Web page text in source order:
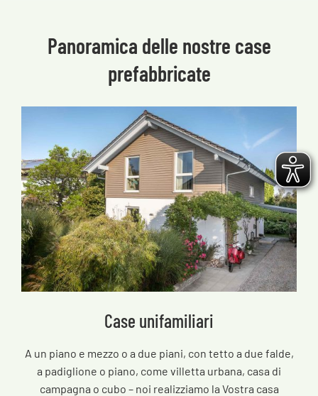
Panoramica delle nostre case
prefabbricate
Case unifamiliari
A un piano e mezzo o a due piani, con tetto a due falde,
a padiglione o piano, come villetta urbana, casa di
campagna o cubo – noi realizziamo la Vostra casa